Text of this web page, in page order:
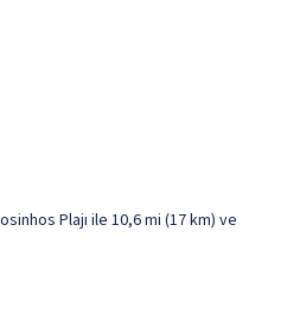
Plajı ile 10,6 mi (17 km) ve